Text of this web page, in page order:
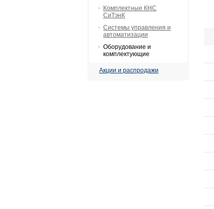
Комплектные КНС
СиТэнК
Системы управления и
автоматизации
Оборудование и
комплектующие
Акции и распродажи